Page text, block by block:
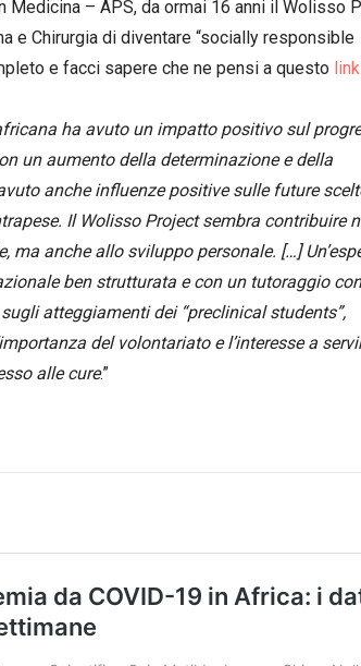
Medicina – APS, da ormai 16 anni il Wolisso
e Chirurgia di diventare “socially responsible
e facci sapere che ne pensi a questo link
ha avuto un impatto positivo sul
un aumento della determinazione e della
anche influenze positive sulle future
Il Wolisso Project sembra contribuire
ma anche allo sviluppo personale. […]
ben strutturata e con un tutoraggio
atteggiamenti dei “preclinical students”,
del volontariato e l’interesse a
alle cure.”